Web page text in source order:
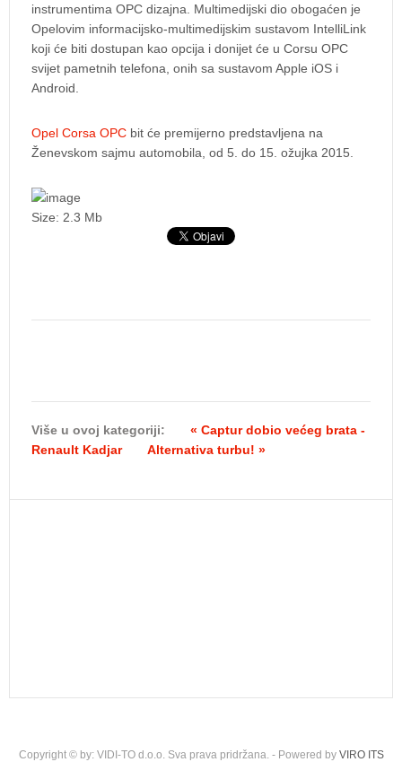
instrumentima OPC dizajna. Multimedijski dio obogaćen je
Opelovim informacijsko-multimedijskim sustavom IntelliLink
koji će biti dostupan kao opcija i donijet će u Corsu OPC
svijet pametnih telefona, onih sa sustavom Apple iOS i
Android.
Opel Corsa OPC bit će premijerno predstavljena na
Ženevskom sajmu automobila, od 5. do 15. ožujka 2015.
Size: 2.3 Mb
Više u ovoj kategoriji:
« Captur dobio većeg brata -
Renault Kadjar
Alternativa turbu! »
Copyright © by: VIDI-TO d.o.o. Sva prava pridržana. - Powered by VIRO ITS